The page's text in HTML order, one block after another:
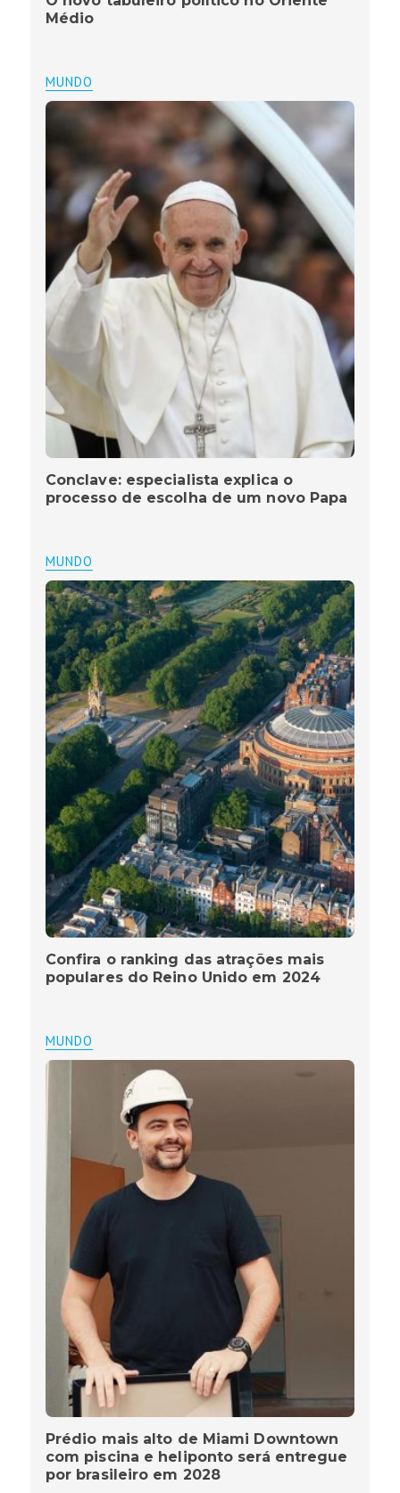
Médio
MUNDO
Conclave: especialista explica o
processo de escolha de um novo Papa
MUNDO
Confira o ranking das atrações mais
populares do Reino Unido em 2024
MUNDO
Prédio mais alto de Miami Downtown
com piscina e heliponto será entregue
por brasileiro em 2028